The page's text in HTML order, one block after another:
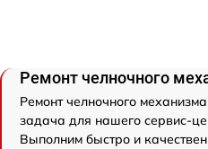
Ремонт челночного
Ремонт челночного
задача для нашего сервис-
Выполним быстро и